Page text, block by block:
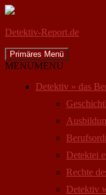
Detektiv-Report.de
Suchen
Primäres Menü
Inhalt
MENUMENU
Detektiv » das
Detektei
Rechte
Detektiv